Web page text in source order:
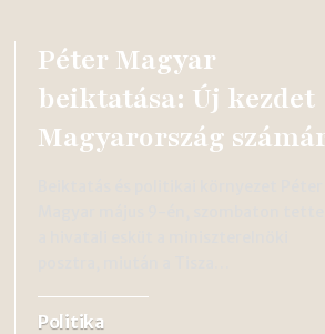
Péter Magyar
beiktatása: Új kezdet
Magyarország
Politika